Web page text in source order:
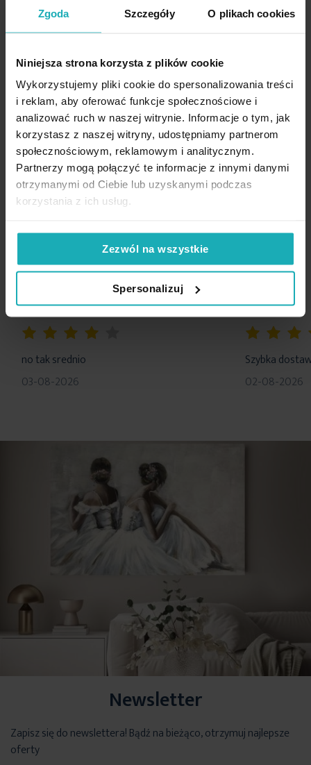
Zgoda Szczegóły O plikach cookies
Niniejsza strona korzysta z plików cookie
Wykorzystujemy pliki cookie do spersonalizowania treści
i reklam, aby oferować funkcje społecznościowe i
analizować ruch w naszej witrynie. Informacje o tym, jak
korzystasz z naszej witryny, udostępniamy partnerom
społecznościowym, reklamowym i analitycznym.
Partnerzy mogą połączyć te informacje z innymi danymi
otrzymanymi od Ciebie lub uzyskanymi podczas
korzystania z ich usług.
Zezwól na wszystkie
Spersonalizuj
Waga netto
300 g
Pobierz instrukcję użytkowania i bezpieczeństwa produktu
Cechy produktu
Elastyczna linka– łatwe i estetyczne upięcie tkaniny
Nie uszkadza materiału – bez igieł i wiązań
Uniwersalny styl premium– pasuje do nowoczesnych,
klasycznych i minimalistycznych wnętrz
Łatwy w użyciu – szybkie podpięcie i zwolnienie tkaniny
Zastosowanie:zasłony, firany, lekkie tkaniny dekoracyjne
Dane techniczne:
skład: tworzywo sztuczne
Opinie potwierdzone zakupem
5%
Na podstawie 1209 opinii. Zobacz niektóre opinie tutaj.
no tak srednio
03-08-2026
Szybka
02-08-2026
Newsletter
Zapisz się do newslettera! Bądź na bieżąco, otrzymuj najlepsze
oferty